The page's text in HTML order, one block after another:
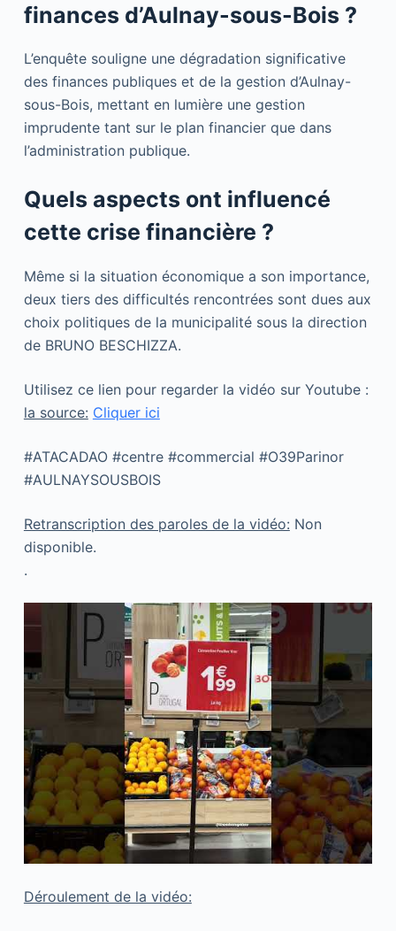
finances d’Aulnay-sous-Bois ?
L’enquête souligne une dégradation significative
des finances publiques et de la gestion d’Aulnay-
sous-Bois, mettant en lumière une gestion
imprudente tant sur le plan financier que dans
l’administration publique.
Quels aspects ont influencé
cette crise financière ?
Même si la situation économique a son importance,
deux tiers des difficultés rencontrées sont dues aux
choix politiques de la municipalité sous la direction
de BRUNO BESCHIZZA.
Utilisez ce lien pour regarder la vidéo sur Youtube :
la source: Cliquer ici
#ATACADAO #centre #commercial #O39Parinor
#AULNAYSOUSBOIS
Retranscription des paroles de la vidéo: Non
disponible.
.
Déroulement de la vidéo: